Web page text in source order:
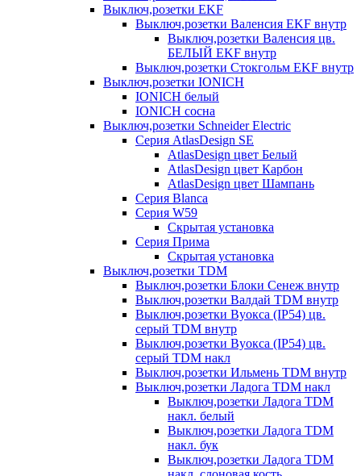
Выключ,розетки EKF
Выключ,розетки Валенсия EKF внутр
Выключ,розетки Валенсия цв.
БЕЛЫЙ EKF внутр
Выключ,розетки Стокгольм EKF внутр
Выключ,розетки IONICH
IONICH белый
IONICH сосна
Выключ,розетки Schneider Electric
Серия AtlasDesign SE
AtlasDesign цвет Белый
AtlasDesign цвет Карбон
AtlasDesign цвет Шампань
Серия Blanca
Серия W59
Скрытая установка
Серия Прима
Скрытая установка
Выключ,розетки TDM
Выключ,розетки Блоки Сенеж внутр
Выключ,розетки Валдай TDM внутр
Выключ,розетки Вуокса (IP54) цв.
серый TDM внутр
Выключ,розетки Вуокса (IP54) цв.
серый TDM накл
Выключ,розетки Ильмень TDM внутр
Выключ,розетки Ладога TDM накл
Выключ,розетки Ладога TDM
накл. белый
Выключ,розетки Ладога TDM
накл. бук
Выключ,розетки Ладога TDM